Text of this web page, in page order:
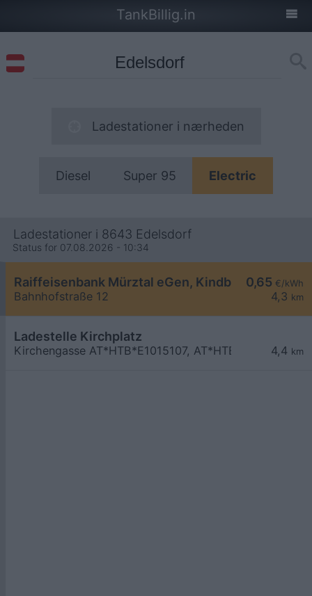
TankBillig.in
Ladestationer i nærheden
Diesel Super 95 Electric
Ladestationer i 8643 Edelsdorf
Status for 07.08.2026 - 10:34
0,65 €/kWh
4,3 km
Raiffeisenbank Mürztal eGen, Kindberg
Bahnhofstraße 12
4,4 km
Ladestelle Kirchplatz
Kirchengasse AT*HTB*E1015107, AT*HTB*E1015108